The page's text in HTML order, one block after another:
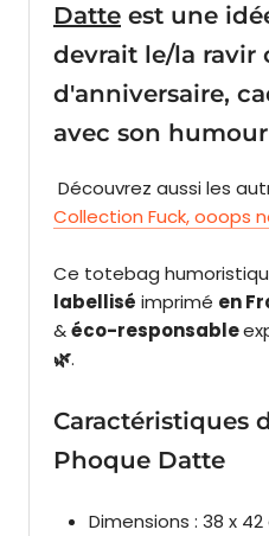
Datte est une
devrait le/la ravir
d'anniversaire,
avec son
Découvrez aussi les
Collection Fuck, ooops
Ce totebag
labellisé imprimé en
&éco-responsable
🌿.
Caractéristiques
Phoque Datte
Dimensions : 38 x 42